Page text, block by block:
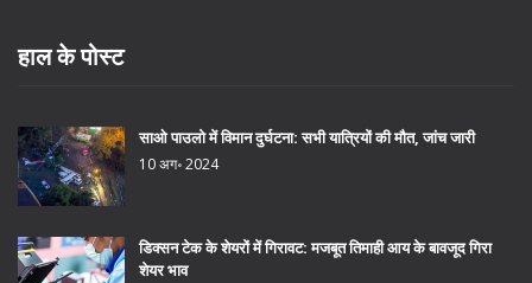
हाल के पोस्ट
साओ पाउलो में विमान दुर्घटना: सभी यात्रियों की मौत, जांच जारी
10 अग॰ 2024
डिक्सन टेक के शेयरों में गिरावट: मजबूत तिमाही आय के बावजूद गिरा
शेयर भाव